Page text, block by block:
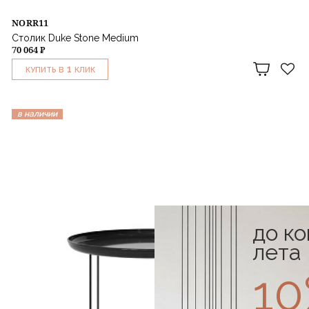
NORR11
Столик Duke Stone Medium
70 064 ₽
КУПИТЬ В 1 КЛИК
в наличии
до
лета